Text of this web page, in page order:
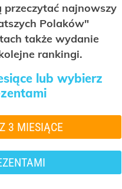
przeczytać najnowszy
Polaków"
także wydanie
rankingi.
lub wybierz
3 MIESIĄCE